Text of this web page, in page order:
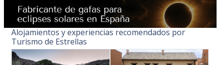
Alojamientos y experiencias recomendados por
Turismo de Estrellas